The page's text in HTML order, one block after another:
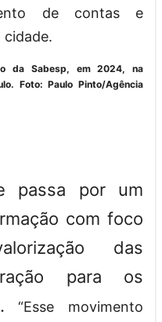
de contas e
cidade.
da Sabesp, em 2024, na
Foto: Paulo Pinto/Agência
passa por um
com foco
das
para os
“Esse movimento